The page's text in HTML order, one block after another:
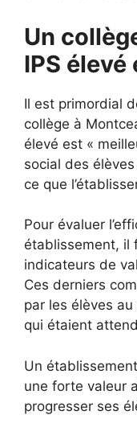
Un
IPS
Il est primordial
collège à
élevé est «
social des
ce que
Pour évaluer
établissement, il
indicateurs de
Ces derniers
par les élèves
qui étaient
Un
une forte valeur
progresser ses